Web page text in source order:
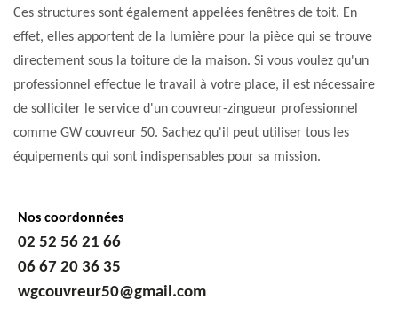
Ces structures sont également appelées fenêtres de toit. En
effet, elles apportent de la lumière pour la pièce qui se trouve
directement sous la toiture de la maison. Si vous voulez qu'un
professionnel effectue le travail à votre place, il est nécessaire
de solliciter le service d'un couvreur-zingueur professionnel
comme GW couvreur 50. Sachez qu'il peut utiliser tous les
équipements qui sont indispensables pour sa mission.
Nos coordonnées
02 52 56 21 66
06 67 20 36 35
wgcouvreur50@gmail.com